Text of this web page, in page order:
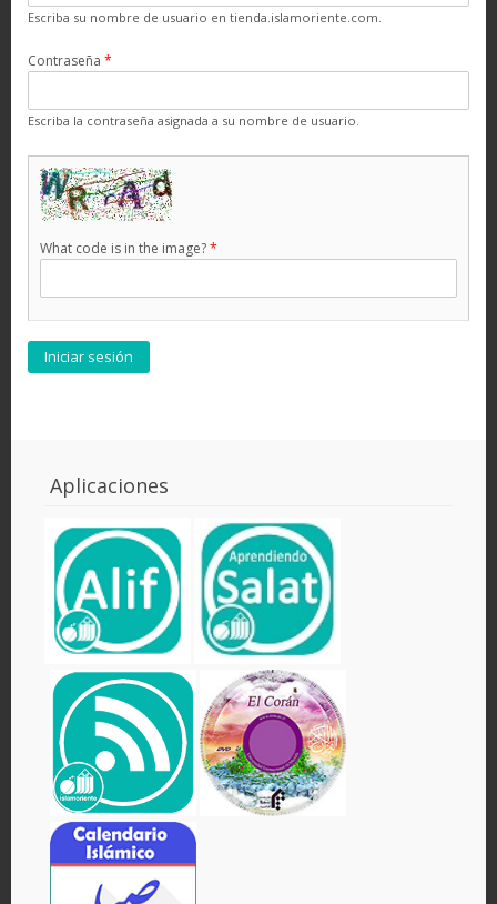
Escriba su nombre de usuario en tienda.islamoriente.com.
Contraseña *
Escriba la contraseña asignada a su nombre de usuario.
What code is in the image?*
Aplicaciones